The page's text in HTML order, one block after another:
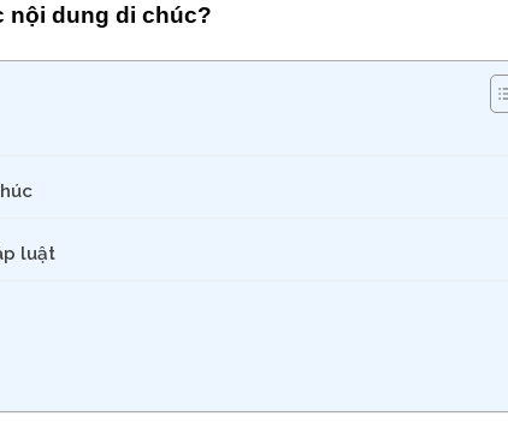
nội dung di chúc?
luật